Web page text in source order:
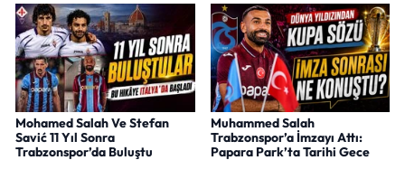
Mohamed Salah Ve Stefan
Savić 11 Yıl Sonra
Trabzonspor’da Buluştu
Muhammed Salah
Trabzonspor’a İmzayı Attı:
Papara Park’ta Tarihi Gece